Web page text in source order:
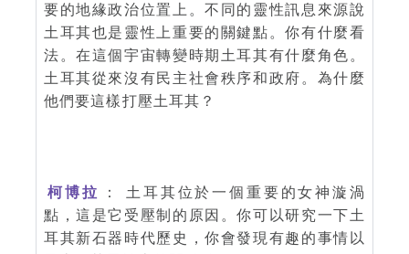
要的地緣政治位置上。不同的靈性訊息來源說
土耳其也是靈性上重要的關鍵點。你有什麼看
法。在這個宇宙轉變時期土耳其有什麼角色。
土耳其從來沒有民主社會秩序和政府。為什麼
他們要這樣打壓土耳其？
柯博拉
： 土耳其位於一個重要的女神漩渦
點，這是它受壓制的原因。你可以研究一下土
耳其新石器時代歷史，你會發現有趣的事情以